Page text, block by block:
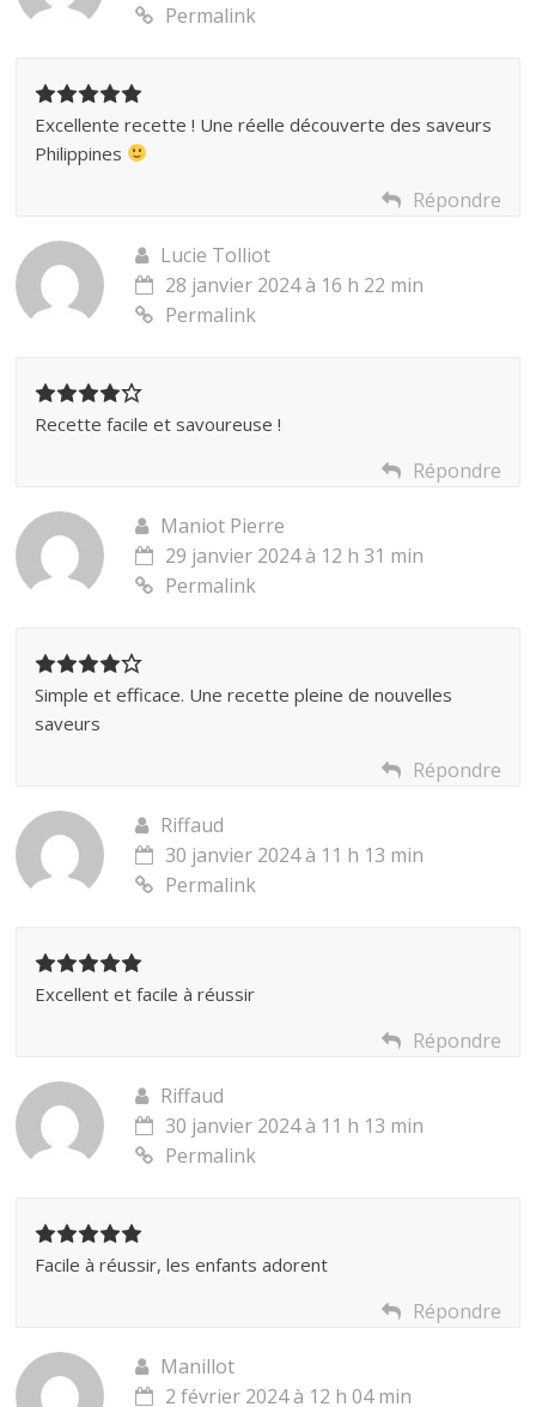
Permalink
Excellente recette ! Une réelle découverte des saveurs
Philippines
Répondre
Lucie Tolliot
28 janvier 2024 à 16 h 22 min
Permalink
Recette facile et savoureuse !
Répondre
Maniot Pierre
29 janvier 2024 à 12 h 31 min
Permalink
Simple et efficace. Une recette pleine de nouvelles
saveurs
Répondre
Riffaud
30 janvier 2024 à 11 h 13 min
Permalink
Excellent et facile à réussir
Répondre
Riffaud
30 janvier 2024 à 11 h 13 min
Permalink
Facile à réussir, les enfants adorent
Répondre
Manillot
2 février 2024 à 12 h 04 min